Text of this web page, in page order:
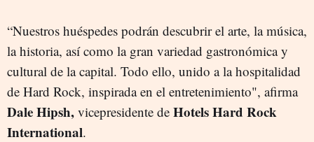
“Nuestros huéspedes podrán descubrir el arte, la música,
la historia, así como la gran variedad gastronómica y
cultural de la capital. Todo ello, unido a la hospitalidad
de Hard Rock, inspirada en el entretenimiento", afirma
Dale Hipsh, vicepresidente de Hotels Hard Rock
International.